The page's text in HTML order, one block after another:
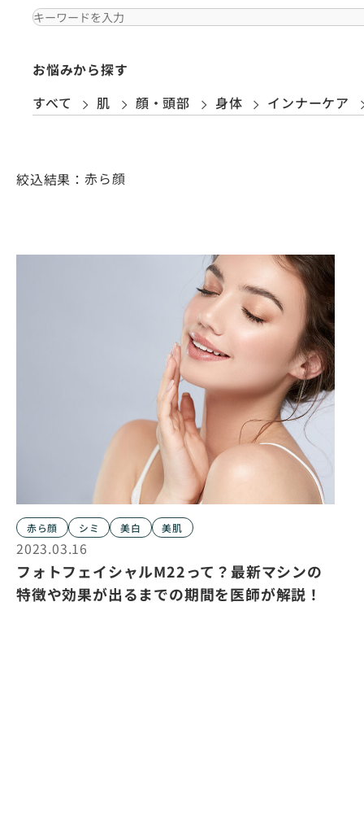
お悩みから探す
すべて 肌 顔・頭部 身体 インナーケア
絞込結果： 赤ら顔
赤ら顔 シミ 美白 美肌
2023.03.16
フォトフェイシャルM22って？最新マシンの
特徴や効果が出るまでの期間を医師が解説！